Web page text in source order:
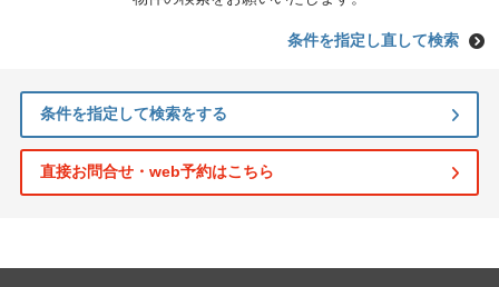
条件を指定し直して検索
条件を指定して検索をする
直接お問合せ・web予約はこちら